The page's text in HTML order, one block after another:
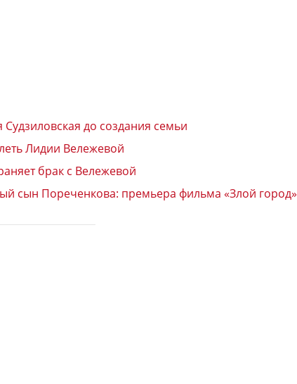
до создания семьи
Лидии Вележевой
брак с Вележевой
сын Пореченкова: премьера фильма «Злой город»